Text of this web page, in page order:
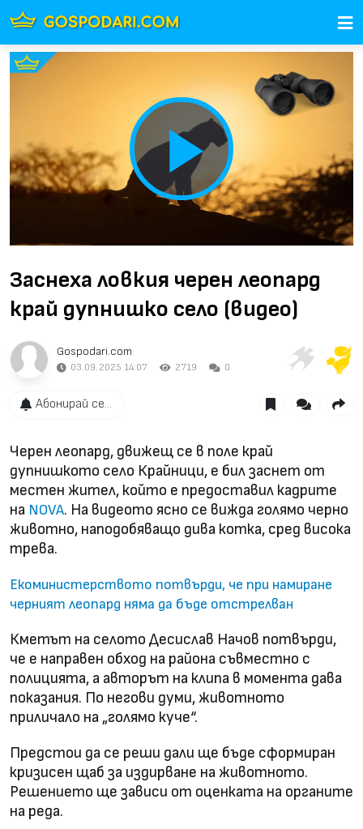
Play
Video
Заснеха ловкия черен леопард
край дупнишко село (видео)
Gospodari.com
03.09.2025 14:07 2719 0
Абонирай се...
Черен леопард, движещ се в поле край
дупнишкото село Крайници, е бил заснет от
местен жител, който е предоставил кадрите
на NOVA. На видеото ясно се вижда голямо черно
животно, наподобяващо дива котка, сред висока
трева.
Екоминистерството потвърди, че при намиране
черният леопард няма да бъде отстрелван
Кметът на селото Десислав Начов потвърди,
че е направен обход на района съвместно с
полицията, а авторът на клипа в момента дава
показания. По негови думи, животното
приличало на „голямо куче“.
Предстои да се реши дали ще бъде сформиран
кризисен щаб за издирване на животното.
Решението ще зависи от оценката на органите
на реда.